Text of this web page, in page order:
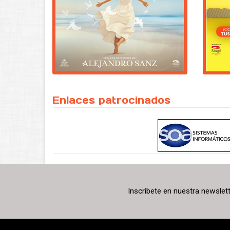
Enlaces patrocinados
Inscríbete en nuestra